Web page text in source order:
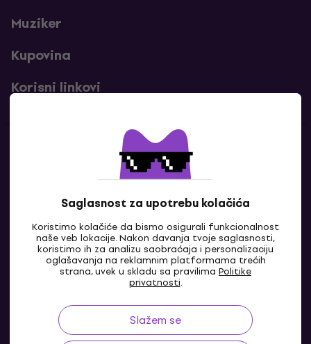
Saglasnost za upotrebu kolačića
Koristimo kolačiće da bismo osigurali funkcionalnost
naše veb lokacije. Nakon davanja tvoje saglasnosti,
koristimo ih za analizu saobraćaja i personalizaciju
oglašavanja na reklamnim platformama trećih
strana, uvek u skladu sa pravilima Politike
privatnosti.
Slažem se
Muziker
Kupovina
Korisni linkovi
Kontakti
Kontaktiraj nas
RS